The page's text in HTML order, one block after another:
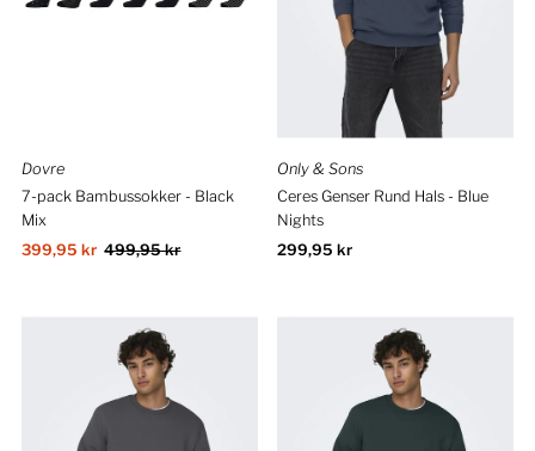
Dovre
7-pack Bambussokker - Black
Mix
Salgspris
399,95 kr Ordinær
499,95 kr
Only & Sons
Ceres Genser Rund Hals - Blue
Nights
Ordinær
299,95 kr